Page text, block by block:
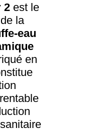
2 est le
la
eau
en